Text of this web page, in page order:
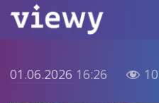
01.06.2026 16:26  10